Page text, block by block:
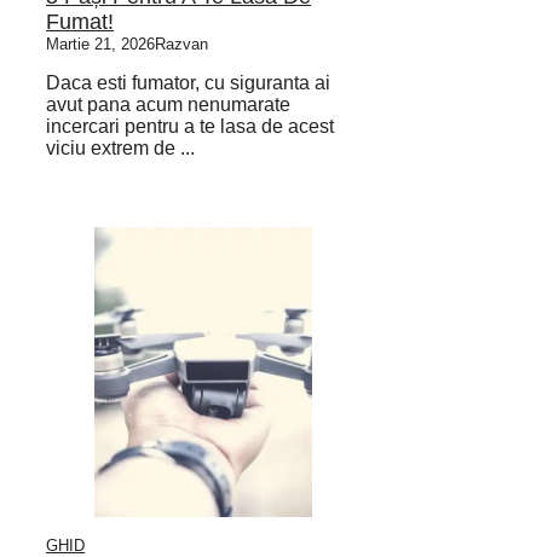
Fumat!
Martie 21, 2026Razvan
Daca esti fumator, cu siguranta ai
avut pana acum nenumarate
incercari pentru a te lasa de acest
viciu extrem de ...
GHID